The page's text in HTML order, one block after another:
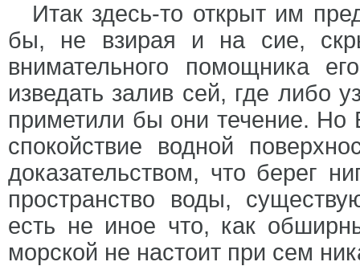
Итак здесь-то открыт им
бы, не взирая и на сие,
внимательного помощника
изведать залив сей, где либо
приметили бы они течение. Но
спокойствие водной
доказательством, что берег
пространство воды,
есть не иное что, как
морской не настоит при сем